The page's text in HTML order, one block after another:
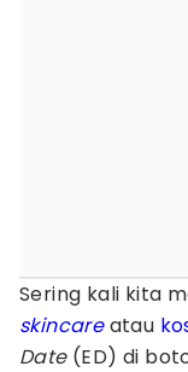
Sering kali kita
skincareatau
Date(ED) di